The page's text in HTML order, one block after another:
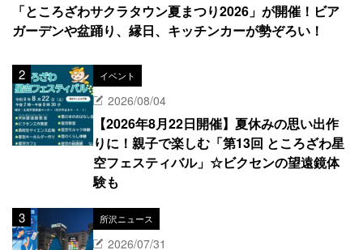
「ところざわサクラタウン夏まつり2026」が開催！ビア
ガーデンや盆踊り、縁日、キッチンカーが勢ぞろい！
イベント
2026/08/04
【2026年8月22日開催】夏休みの思い出作
りに！親子で楽しむ「第13回 ところざわ星
空フェスティバル」☆ビクセンの望遠鏡体
験も
所沢ニュース
2026/07/31